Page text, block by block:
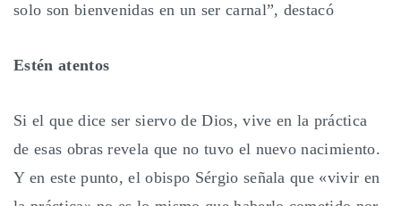
solo son bienvenidas en un ser carnal”, destacó
Estén atentos
Si el que dice ser siervo de Dios, vive en la práctica
de esas obras revela que no tuvo el nuevo nacimiento.
Y en este punto, el obispo Sérgio señala que «vivir en